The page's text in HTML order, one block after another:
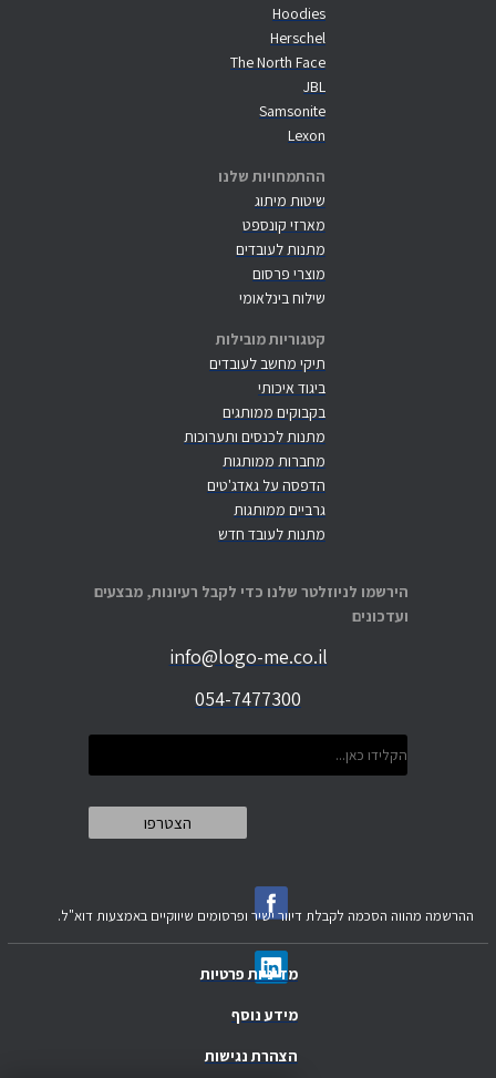
Hoodies
Herschel
The North Face
JBL
Samsonite
Lexon
ההתמחויות שלנו
שיטות מיתוג
מארזי קונספט
מתנות לעובדים
מוצרי פרסום
שילוח בינלאומי
קטגוריות מובילות
תיקי מחשב לעובדים
ביגוד איכותי
בקבוקים ממותגים
מתנות לכנסים ותערוכות
מחברות ממותגות
הדפסה על גאדג'טים
גרביים ממותגות
מתנות לעובד חדש
הירשמו לניוזלטר שלנו כדי לקבל רעיונות, מבצעים
ועדכונים
info@logo-me.co.il
054-7477300
מדיניות פרטיות
מידע נוסף
הצהרת נגישות
ההרשמה מהווה הסכמה לקבלת דיוור ישיר ופרסומים שיווקיים באמצעות דוא"ל.